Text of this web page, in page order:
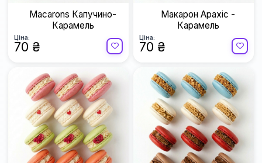
Macarons Капучино-
Карамель
Ціна:
70 ₴
Макарон Арахіс -
Карамель
Ціна:
70 ₴